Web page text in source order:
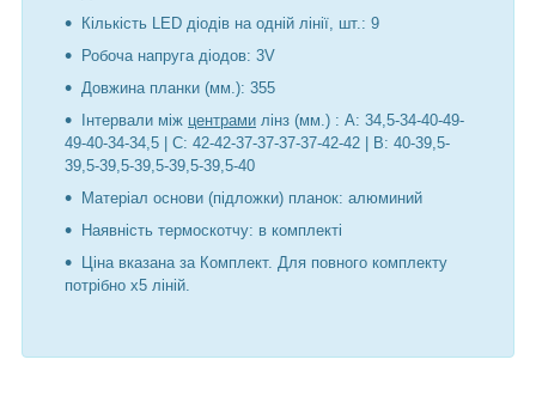
Кількість LED діодів на одній лінії, шт.: 9
Робоча напруга діодов: 3V
Довжина планки (мм.): 355
Інтервали між центрами лінз (мм.) : А: 34,5-34-40-49-
49-40-34-34,5 | С: 42-42-37-37-37-37-42-42 | В: 40-39,5-
39,5-39,5-39,5-39,5-39,5-40
Матеріал основи (підложки) планок: алюминий
Наявність термоскотчу: в комплекті
Ціна вказана за Комплект. Для повного комплекту
потрібно х5 ліній.